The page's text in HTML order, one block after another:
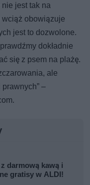
nie jest tak na
obowiązuje
jest to dozwolone.
dokładnie
się z psem na plażę.
ale
–
darmową kawą i
gratisy w ALDI!